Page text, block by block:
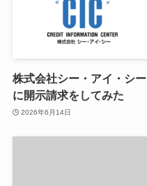
株式会社シー・アイ・シー
に開示請求をしてみた
2026年6月14日